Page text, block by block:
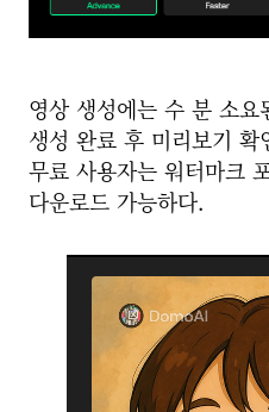
영상 생성에는 수 분 소요
생성 완료 후 미리보기 확
무료 사용자는 워터마크
다운로드 가능하다.